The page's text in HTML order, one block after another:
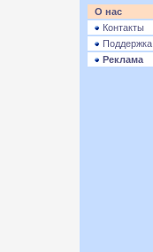
О нас
Контакты
Поддержка
Реклама